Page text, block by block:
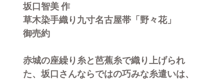
坂口智美 作
草木染手織り九寸名古屋帯「野々花」
御売約
赤城の座繰り糸と芭蕉糸で織り上げられ
た、坂口さんならではの巧みな糸遣いは、